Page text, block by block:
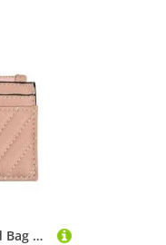
ERHTGUO Women's Card Bag Coin Purse Bus Portable Carry-on Bank Storage ID Key(Pink)